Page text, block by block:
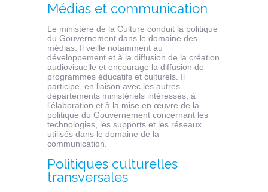
Médias et communication
Le ministère de la Culture conduit la politique
du Gouvernement dans le domaine des
médias. Il veille notamment au
développement et à la diffusion de la création
audiovisuelle et encourage la diffusion de
programmes éducatifs et culturels. Il
participe, en liaison avec les autres
départements ministériels intéressés, à
l'élaboration et à la mise en œuvre de la
politique du Gouvernement concernant les
technologies, les supports et les réseaux
utilisés dans le domaine de la
communication.
Politiques culturelles
transversales